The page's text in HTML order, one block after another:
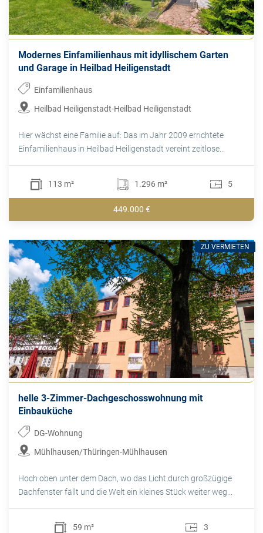
Modernes Einfamilienhaus mit idyllischem Garten
und Garage in Heilbad Heiligenstadt
Einfamilienhaus
Heilbad Heiligenstadt-Heilbad Heiligenstadt
Hier wächst eine Familie auf: Das im Jahr 2009 errichtete
Einfamilienhaus in Heilbad Heiligenstadt vereint zeitlose...
113 m² 1.296 m² 5
449.000 €
helle 3-Zimmer-Dachgeschosswohnung mit
Einbauküche
DG-Wohnung
Mühlhausen/Thüringen-Mühlhausen
Hoch oben unter dem Dach, wo das Licht durch großzügige
Dachfenster fällt und die Welt ein kleines Stück weiter weg...
59 m² 3
ZU VERMIETEN